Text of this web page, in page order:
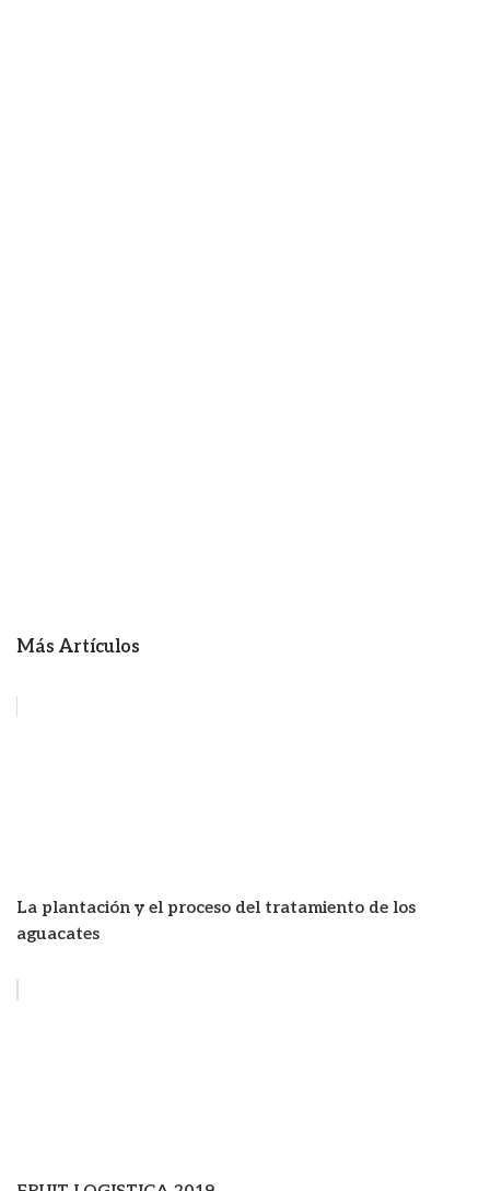
Más Artículos
La plantación y el proceso del tratamiento de los
aguacates